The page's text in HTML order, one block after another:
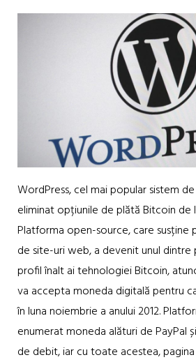
WordPress, cel mai popular sistem
eliminat opțiunile de plătă Bitcoin de
Platforma open-source, care susține
de site-uri web, a devenit unul dintre
profil înalt ai tehnologiei Bitcoin,
va accepta moneda digitală pentru
în luna noiembrie a anului 2012.
enumerat moneda alături de PayPal
de debit, iar cu toate acestea,